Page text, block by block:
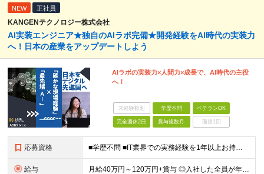
NEW 正社員
KANGENテクノロジー株式会社
AI実装エンジニア★独自のAIラボ完備★開発経験をAI時代の実装力
へ！日本の産業をアップデートしよう
AIラボの実装力×人間力×成長で、AI時代の主役
へ！
未経験歓迎 学歴不問 ベテランOK
完全週休2日 賞与複数月 面接1回
応募資格 ■学歴不問 ■IT業界での実務経験を1年以上お持ちの方 ★経験した業務範囲／使用言語などの開発環境／前職での雇用形態は一切不問です！ 【設立4年目で440名に拡大中！】 年齢・経験も多様なメンバーが
給与 月給40万円～120万円+賞与 ◎入社した全員が年収UPしています！平均161万円UP！ ※経験・能力などを考慮の上、決定します。 ※上記給与には、月30時間（7万6,000円～22万8,000円）